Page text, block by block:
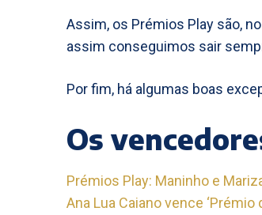
Assim, os Prémios Play são,
assim conseguimos sair
Por fim, há algumas boas
Os
Prémios Play: Maninho e
Ana Lua Caiano vence ‘Prémio